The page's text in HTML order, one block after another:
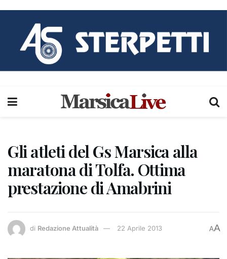
Gli atleti del Gs Marsica alla
maratona di Tolfa. Ottima
prestazione di Amabrini
di Redazione Attualità 22 Aprile 2013 AA